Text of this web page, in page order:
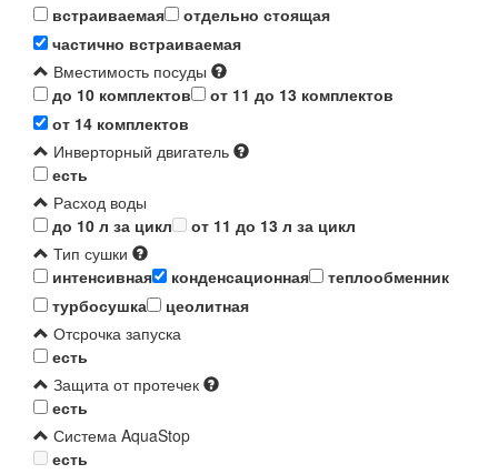
встраиваемая
отдельно стоящая
частично встраиваемая
Вместимость посуды
до 10 комплектов
от 11 до 13 комплектов
от 14 комплектов
Инверторный двигатель
есть
Расход воды
до 10 л за цикл
от 11 до 13 л за цикл
Тип сушки
интенсивная
конденсационная
теплообменник
турбосушка
цеолитная
Отсрочка запуска
есть
Защита от протечек
есть
Система AquaStop
есть